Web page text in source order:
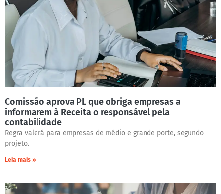
Comissão aprova PL que obriga empresas a
informarem à Receita o responsável pela
contabilidade
Regra valerá para empresas de médio e grande porte, segundo
projeto.
Leia mais »